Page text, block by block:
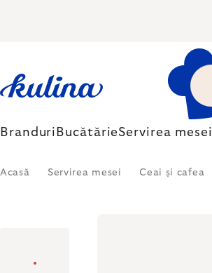
Branduri BucătărieServirea mesei
Acasă Servirea mesei Ceai și cafea